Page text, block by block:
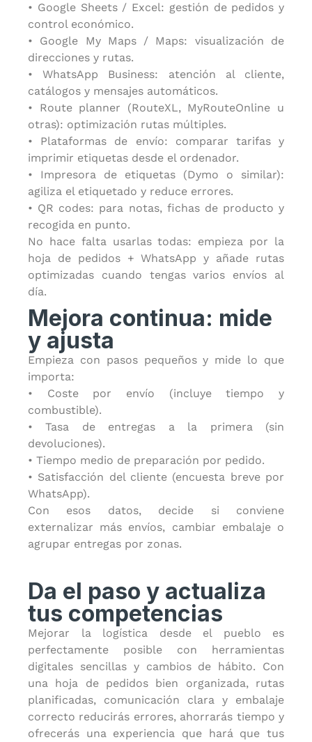
• Google Sheets / Excel: gestión de pedidos y
control económico.
• Google My Maps / Maps: visualización de
direcciones y rutas.
• WhatsApp Business: atención al cliente,
catálogos y mensajes automáticos.
• Route planner (RouteXL, MyRouteOnline u
otras): optimización rutas múltiples.
• Plataformas de envío: comparar tarifas y
imprimir etiquetas desde el ordenador.
• Impresora de etiquetas (Dymo o similar):
agiliza el etiquetado y reduce errores.
• QR codes: para notas, fichas de producto y
recogida en punto.
No hace falta usarlas todas: empieza por la
hoja de pedidos + WhatsApp y añade rutas
optimizadas cuando tengas varios envíos al
día.
Mejora continua: mide
y ajusta
Empieza con pasos pequeños y mide lo que
importa:
• Coste por envío (incluye tiempo y
combustible).
• Tasa de entregas a la primera (sin
devoluciones).
• Tiempo medio de preparación por pedido.
• Satisfacción del cliente (encuesta breve por
WhatsApp).
Con esos datos, decide si conviene
externalizar más envíos, cambiar embalaje o
agrupar entregas por zonas.
Da el paso y actualiza
tus competencias
Mejorar la logística desde el pueblo es
perfectamente posible con herramientas
digitales sencillas y cambios de hábito. Con
una hoja de pedidos bien organizada, rutas
planificadas, comunicación clara y embalaje
correcto reducirás errores, ahorrarás tiempo y
ofrecerás una experiencia que hará que tus